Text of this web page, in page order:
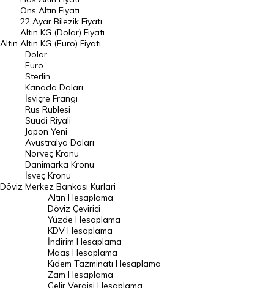
Döviz Kuru
Dolar Kuru
Euro Kuru
Pound Kuru
Frank Kuru
Riyal Kuru
Avustralya Doları
Danimarka Kronu Kuru
Kanada Doları Kuru
Norveç Kronu Kuru
İsveç Kronu Kuru
Japon Yeni Kuru
Serbest Piyasa Döviz Kurları
Merkez Bankası Döviz Kurları
Altın
Ons Altın Fiyatı
22 Ayar Bilezik Fiyatı
Altın KG (Dolar) Fiyatı
Altın KG (Euro) Fiyatı
Döviz
Dolar
Euro
Sterlin
Kanada Doları
İsviçre Frangı
Rus Rublesi
Suudi Riyali
Japon Yeni
Avustralya Doları
Norveç Kronu
Danimarka Kronu
İsveç Kronu
Merkez Bankası Kurlari
Altın Hesaplama
Döviz Çevirici
Yüzde Hesaplama
KDV Hesaplama
İndirim Hesaplama
Maaş Hesaplama
Kıdem Tazminatı Hesaplama
Zam Hesaplama
Gelir Vergisi Hesaplama